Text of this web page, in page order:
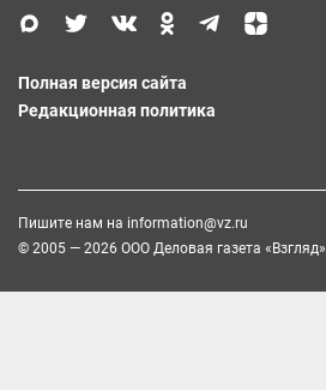
Полная версия сайта
Редакционная политика
Пишите нам на information@vz.ru
© 2005 — 2026 ООО Деловая газета «Взгляд»